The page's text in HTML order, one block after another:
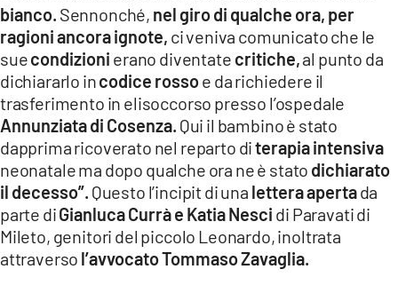
ILVIBONESE.IT
CATANZAROCHANNEL.IT
LACAPITALENEWS.IT
App
ANDROID
APPLE
bianco. Sennonché, nel giro di qualche ora, per
ragioni ancora ignote, ci veniva comunicato che le
suecondizioni erano diventate critiche,al punto da
dichiararlo incodice rossoe da richiedere il
trasferimento in elisoccorso presso l’ospedale
Annunziata di Cosenza. Qui il bambino è stato
dapprima ricoverato nel reparto diterapia intensiva
neonatale ma dopo qualche ora ne è stato dichiarato
il decesso”. Questo l’incipit di una lettera apertada
parte diGianluca Currà e Katia Nesci di Paravati di
Mileto, genitori del piccolo Leonardo, inoltrata
attraverso l’avvocato Tommaso Zavaglia.